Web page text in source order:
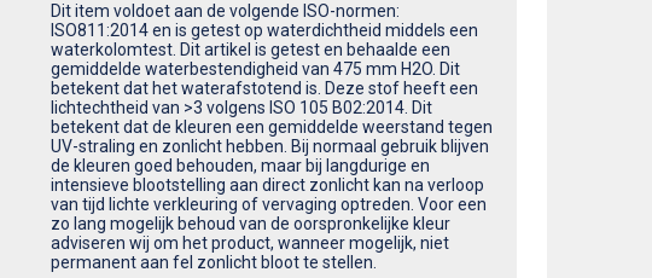
Dit item voldoet aan de volgende ISO-normen:
ISO811:2014 en is getest op waterdichtheid middels een
waterkolomtest. Dit artikel is getest en behaalde een
gemiddelde waterbestendigheid van 475 mm H2O. Dit
betekent dat het waterafstotend is. Deze stof heeft een
lichtechtheid van >3 volgens ISO 105 B02:2014. Dit
betekent dat de kleuren een gemiddelde weerstand tegen
UV-straling en zonlicht hebben. Bij normaal gebruik blijven
de kleuren goed behouden, maar bij langdurige en
intensieve blootstelling aan direct zonlicht kan na verloop
van tijd lichte verkleuring of vervaging optreden. Voor een
zo lang mogelijk behoud van de oorspronkelijke kleur
adviseren wij om het product, wanneer mogelijk, niet
permanent aan fel zonlicht bloot te stellen.